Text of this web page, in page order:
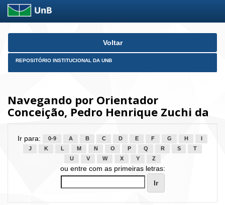
Skip
Voltar
REPOSITÓRIO INSTITUCIONAL DA UNB
Navegando por Orientador
Conceição, Pedro Henrique Zuchi da
Ir para: 0-9 A B C D E F G H
J
K L M N O P Q R S
T
U
V W X Y Z
ou entre com as primeiras letras: